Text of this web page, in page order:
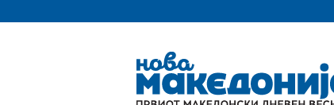
Македонија